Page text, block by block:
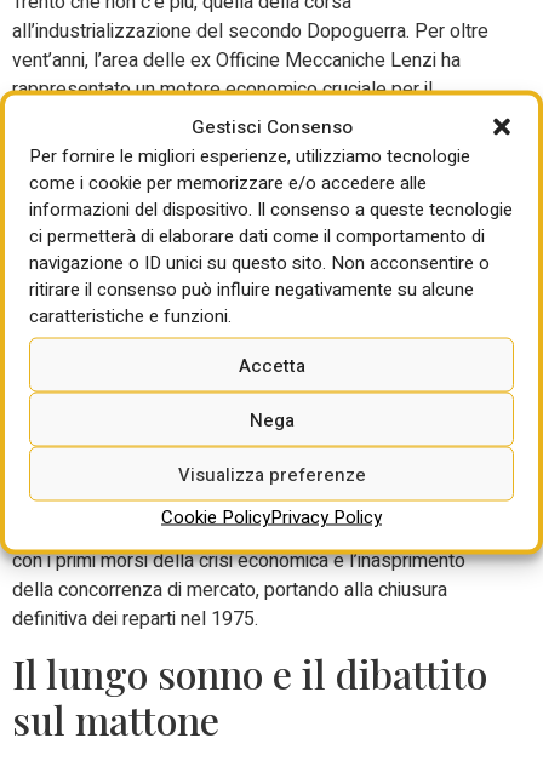
Gestisci Consenso
Per fornire le migliori esperienze, utilizziamo tecnologie
come i cookie per memorizzare e/o accedere alle
informazioni del dispositivo. Il consenso a queste tecnologie
ci permetterà di elaborare dati come il comportamento di
navigazione o ID unici su questo sito. Non acconsentire o
ritirare il consenso può influire negativamente su alcune
caratteristiche e funzioni.
Accetta
Nega
Visualizza preferenze
Cookie PolicyPrivacy Policy
all’industrializzazione del secondo Dopoguerra. Per oltre
vent’anni, l’area delle ex Officine Meccaniche Lenzi ha
rappresentato un motore economico cruciale per il
capoluogo trentino, prima di scivolare in un quarantennio di
abbandono, interrotto solo di recente dalle ruspe della
riqualificazione edilizia.
La storia trentina delle Officine Lenzi inizia a ridosso degli
anni ’50. La casa madre di Lucca, colosso della carpenteria
pesante nato nel 1922, decise di espandersi lungo la
penisola inaugurando due succursali strategiche: una a
Catania e l’altra, appunto, a Trento.
Lo stabilimento trentino divenne rapidamente un punto di
riferimento per la produzione di grandi manufatti in ferro,
tralicci e carpenteria metallica complessa, assorbendo
decine di tute blu e partecipando indirettamente alla
modernizzazione infrastrutturale della regione. Fu un’epoca
d’oro industriale che però si scontrò, a metà degli anni ’70,
con i primi morsi della crisi economica e l’inasprimento
della concorrenza di mercato, portando alla chiusura
definitiva dei reparti nel 1975.
Il lungo sonno e il dibattito
sul mattone